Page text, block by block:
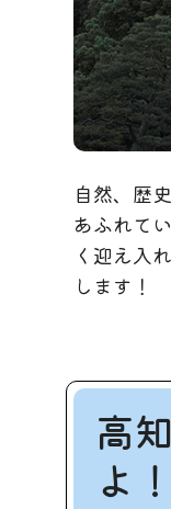
自然、歴
あふれて
く迎え入
します！
高
よ！